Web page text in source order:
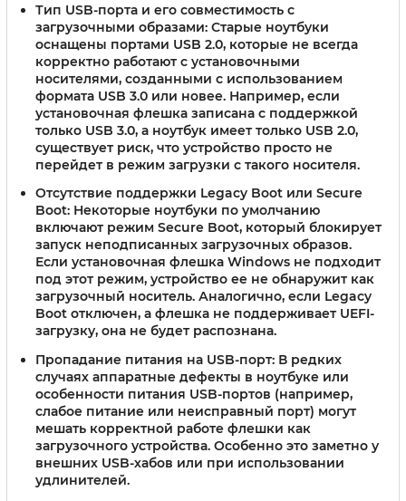
Тип USB-порта и его совместимость с
загрузочными образами: Старые ноутбуки
оснащены портами USB 2.0, которые не всегда
корректно работают с установочными
носителями, созданными с использованием
формата USB 3.0 или новее. Например, если
установочная флешка записана с поддержкой
только USB 3.0, а ноутбук имеет только USB 2.0,
существует риск, что устройство просто не
перейдет в режим загрузки с такого носителя.
Отсутствие поддержки Legacy Boot или Secure
Boot: Некоторые ноутбуки по умолчанию
включают режим Secure Boot, который блокирует
запуск неподписанных загрузочных образов.
Если установочная флешка Windows не подходит
под этот режим, устройство ее не обнаружит как
загрузочный носитель. Аналогично, если Legacy
Boot отключен, а флешка не поддерживает UEFI-
загрузку, она не будет распознана.
Пропадание питания на USB-порт: В редких
случаях аппаратные дефекты в ноутбуке или
особенности питания USB-портов (например,
слабое питание или неисправный порт) могут
мешать корректной работе флешки как
загрузочного устройства. Особенно это заметно у
внешних USB-хабов или при использовании
удлинителей.